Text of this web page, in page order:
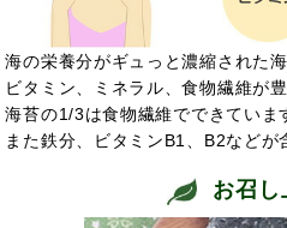
海の栄養分がギュっと濃縮された
ビタミン、ミネラル、食物繊維が
海苔の1/3は食物繊維でできていま
また鉄分、ビタミンB1、B2などが
お召し